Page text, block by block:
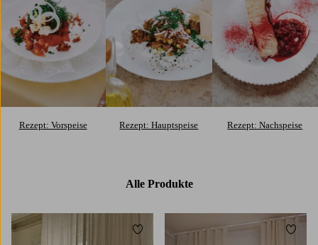
Rezept: Vorspeise Rezept: Hauptspeise Rezept: Nachspeise
Alle Produkte
Zu Favoriten hinzufügen Zu